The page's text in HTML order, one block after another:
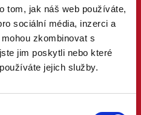
tom, jak náš web používáte,
sociální média, inzerci a
zkombinovat s
jim poskytli nebo které
jejich služby.